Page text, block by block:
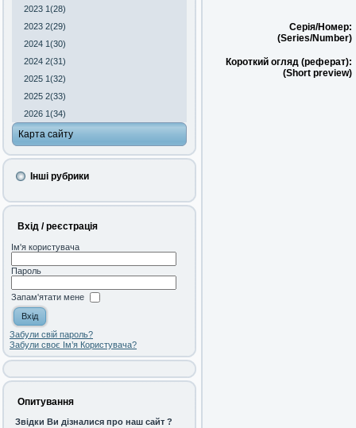
2023 1(28)
2023 2(29)
2024 1(30)
2024 2(31)
2025 1(32)
2025 2(33)
2026 1(34)
Карта сайту
Інші рубрики
Вхід / реєстрація
Ім'я користувача
Пароль
Запам'ятати мене
Забули свій пароль?
Забули своє Ім’я Користувача?
Опитування
Звідки Ви дізналися про наш сайт ?
Серія/Номер:
(Series/Number)
Короткий огляд (реферат):
(Short preview)